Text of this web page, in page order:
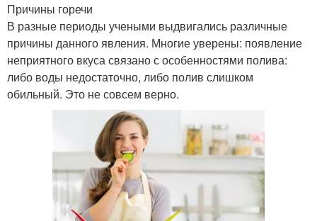
Причины горечи
В разные периоды учеными выдвигались различные
причины данного явления. Многие уверены: появление
неприятного вкуса связано с особенностями полива:
либо воды недостаточно, либо полив слишком
обильный. Это не совсем верно.